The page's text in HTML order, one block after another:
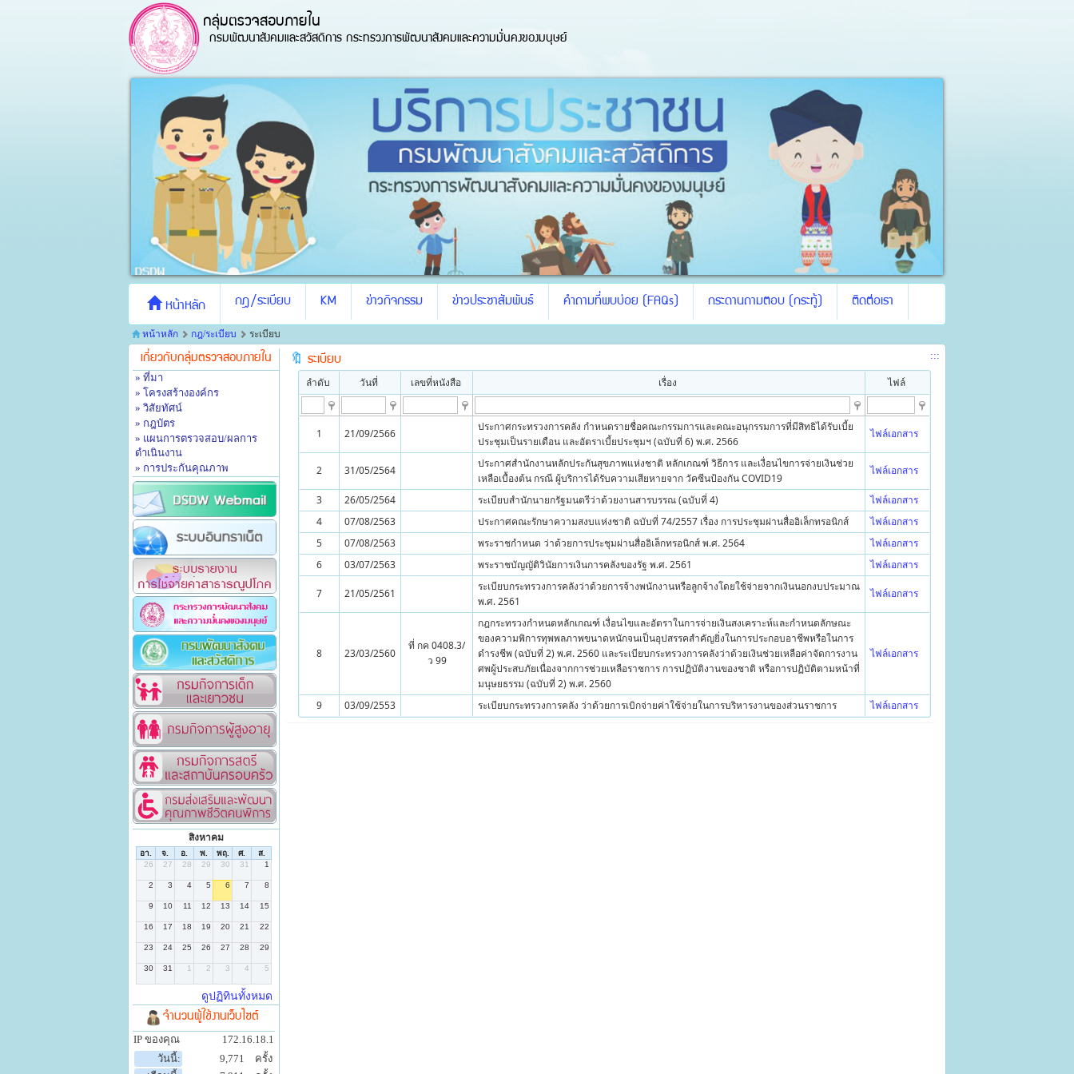
กลุ่มตรวจสอบภายใน
กรมพัฒนาสังคมและสวัสดิการ กระทรวงการพัฒนาสังคมและความมั่นคงของมนุษย์
หน้าหลัก กฎ/ระเบียบ KM ข่าวกิจกรรม ข่าวประชาสัมพันธ์ คำถามที่พบบ่อย (FAQs) กระดานถามตอบ (กระทู้) ติดต่อเรา
หน้าหลัก กฎ/ระเบียบ ระเบียบ
เกี่ยวกับกลุ่มตรวจสอบภายใน
» ที่มา
» โครงสร้างองค์กร
» วิสัยทัศน์
» กฎบัตร
» แผนการตรวจสอบ/ผลการ
ดำเนินงาน
» การประกันคุณภาพ
สิงหาคม
จำนวนผู้ใช้งานเว็บไซต์
IP ของคุณ
172.16.18.1
วันนี้:
9,771
ครั้ง
ระเบียบ :::
ลำดับ วันที่ เลขที่หนังสือ เรื่อง ไฟล์
1 21/09/2566
ประกาศกระทรวงการคลัง กำหนดรายชื่อคณะกรรมการและคณะอนุกรรมการที่มีสิทธิได้รับเบี้ย
ประชุมเป็นรายเดือน และอัตราเบี้ยประชุมฯ (ฉบับที่ 6) พ.ศ. 2566
ไฟล์เอกสาร
2 31/05/2564
ประกาศสำนักงานหลักประกันสุขภาพแห่งชาติ หลักเกณฑ์ วิธีการ และเงื่อนไขการจ่ายเงินช่วย
เหลือเบื้องต้น กรณี ผู้บริการได้รับความเสียหายจาก วัคซีนป้องกัน COVID19
ไฟล์เอกสาร
3 26/05/2564 ระเบียบสำนักนายกรัฐมนตรีว่าด้วยงานสารบรรณ (ฉบับที่ 4)
ไฟล์เอกสาร
4
07/08/2563 ประกาศคณะรักษาความสงบแห่งชาติ ฉบับที่ 74/2557 เรื่อง การประชุมผ่านสื่ออิเล็กทรอนิกส์
ไฟล์เอกสาร
5
07/08/2563 พระราชกำหนด ว่าด้วยการประชุมผ่านสื่ออิเล็กทรอนิกส์ พ.ศ. 2564
ไฟล์เอกสาร
6
03/07/2563 พระราชบัญญัติวินัยการเงินการคลังของรัฐ พ.ศ. 2561 ไฟล์เอกสาร
7 21/05/2561
ระเบียบกระทรวงการคลังว่าด้วยการจ้างพนักงานหรือลูกจ้างโดยใช้จ่ายจากเงินนอกงบประมาณ
พ.ศ. 2561
ไฟล์เอกสาร
8 23/03/2560
ที่ กค 0408.3/
ว 99
กฎกระทรวงกำหนดหลักเกณฑ์ เงื่อนไขและอัตราในการจ่ายเงินสงเคราะห์และกำหนดลักษณะ
ของความพิการทุพพลภาพขนาดหนักจนเป็นอุปสรรคสำคัญยิ่งในการประกอบอาชีพหรือในการ
ดำรงชีพ (ฉบับที่ 2) พ.ศ. 2560 และระเบียบกระทรวงการคลังว่าด้วยเงินช่วยเหลือค่าจัดการงาน
ศพผู้ประสบภัยเนื่องจากการช่วยเหลือราชการ การปฏิบัติงานของชาติ หรือการปฏิบัติตามหน้าที่
มนุษยธรรม (ฉบับที่ 2) พ.ศ. 2560
ไฟล์เอกสาร
9 03/09/2553 ระเบียบกระทรวงการคลัง ว่าด้วยการเบิกจ่ายค่าใช้จ่ายในการบริหารงานของส่วนราชการ ไฟล์เอกสาร